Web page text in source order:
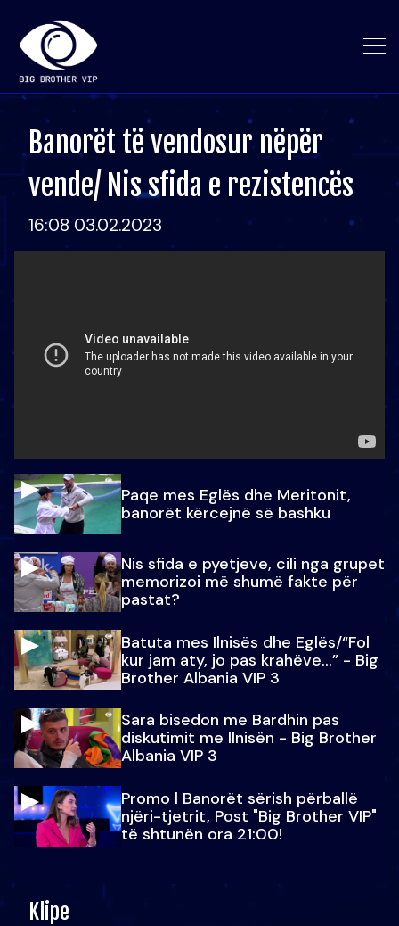
Banorët të vendosur nëpër
vende/ Nis sfida e rezistencës
16:08 03.02.2023
Paqe mes Eglës dhe Meritonit,
banorët kërcejnë së bashku
Nis sfida e pyetjeve, cili nga grupet
memorizoi më shumë fakte për
pastat?
Batuta mes Ilnisës dhe Eglës/“Fol
kur jam aty, jo pas krahëve…” - Big
Brother Albania VIP 3
Sara bisedon me Bardhin pas
diskutimit me Ilnisën - Big Brother
Albania VIP 3
Promo l Banorët sërish përballë
njëri-tjetrit, Post "Big Brother VIP"
të shtunën ora 21:00!
Klipe